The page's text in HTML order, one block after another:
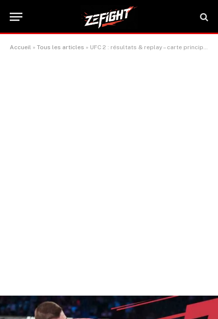
Accueil » Tous les articles » UFC 2 : résultats & replay – carte principale et préliminaire